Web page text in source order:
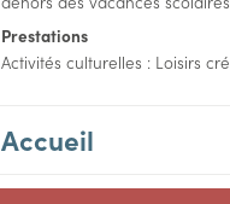
Prestations
Activités culturelles : Loisirs
Accueil